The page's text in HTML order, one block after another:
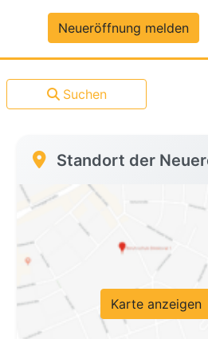
Premium-DatenNeueröffnung melden
Suchen
Standort der
Karte anzeigen